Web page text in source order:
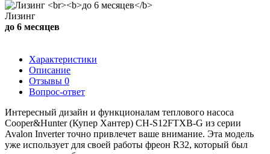
Лизинг
до 6 месяцев
Характеристики
Описание
Отзывы 0
Вопрос-ответ
Интересный дизайн и функционалам теплового насоса
Cooper&Hunter (Купер Хантер) CH-S12FTXB-G из серии
Avalon Inverter точно привлечет ваше внимание. Эта модель
уже использует для своей работы фреон R32, который был